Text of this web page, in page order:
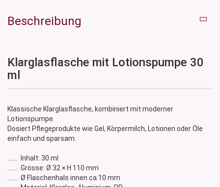
Beschreibung
Klarglasflasche mit Lotionspumpe 30
ml
Klassische Klarglasflasche, kombiniert mit moderner
Lotionspumpe.
Dosiert Pflegeprodukte wie Gel, Körpermilch, Lotionen oder Öle
einfach und sparsam.
....... Inhalt: 30 ml
....... Grösse: Ø 32 × H 110 mm
....... Ø Flaschenhals innen ca.10 mm